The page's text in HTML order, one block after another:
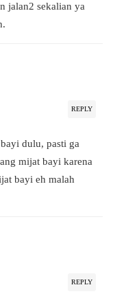
jalan2 sekalian ya
REPLY
dulu, pasti ga
mijat bayi karena
bayi eh malah
REPLY